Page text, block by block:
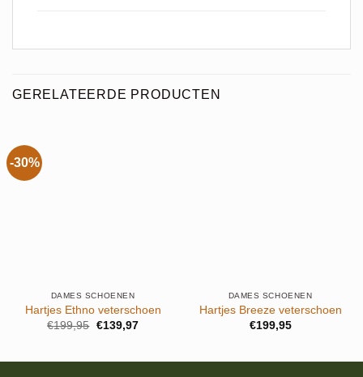
GERELATEERDE PRODUCTEN
-30%
DAMES SCHOENEN
Hartjes Ethno veterschoen
€199,95 Oorspronkelijke
€139,97Huidige
DAMES SCHOENEN
Hartjes Breeze veterschoen
€199,95